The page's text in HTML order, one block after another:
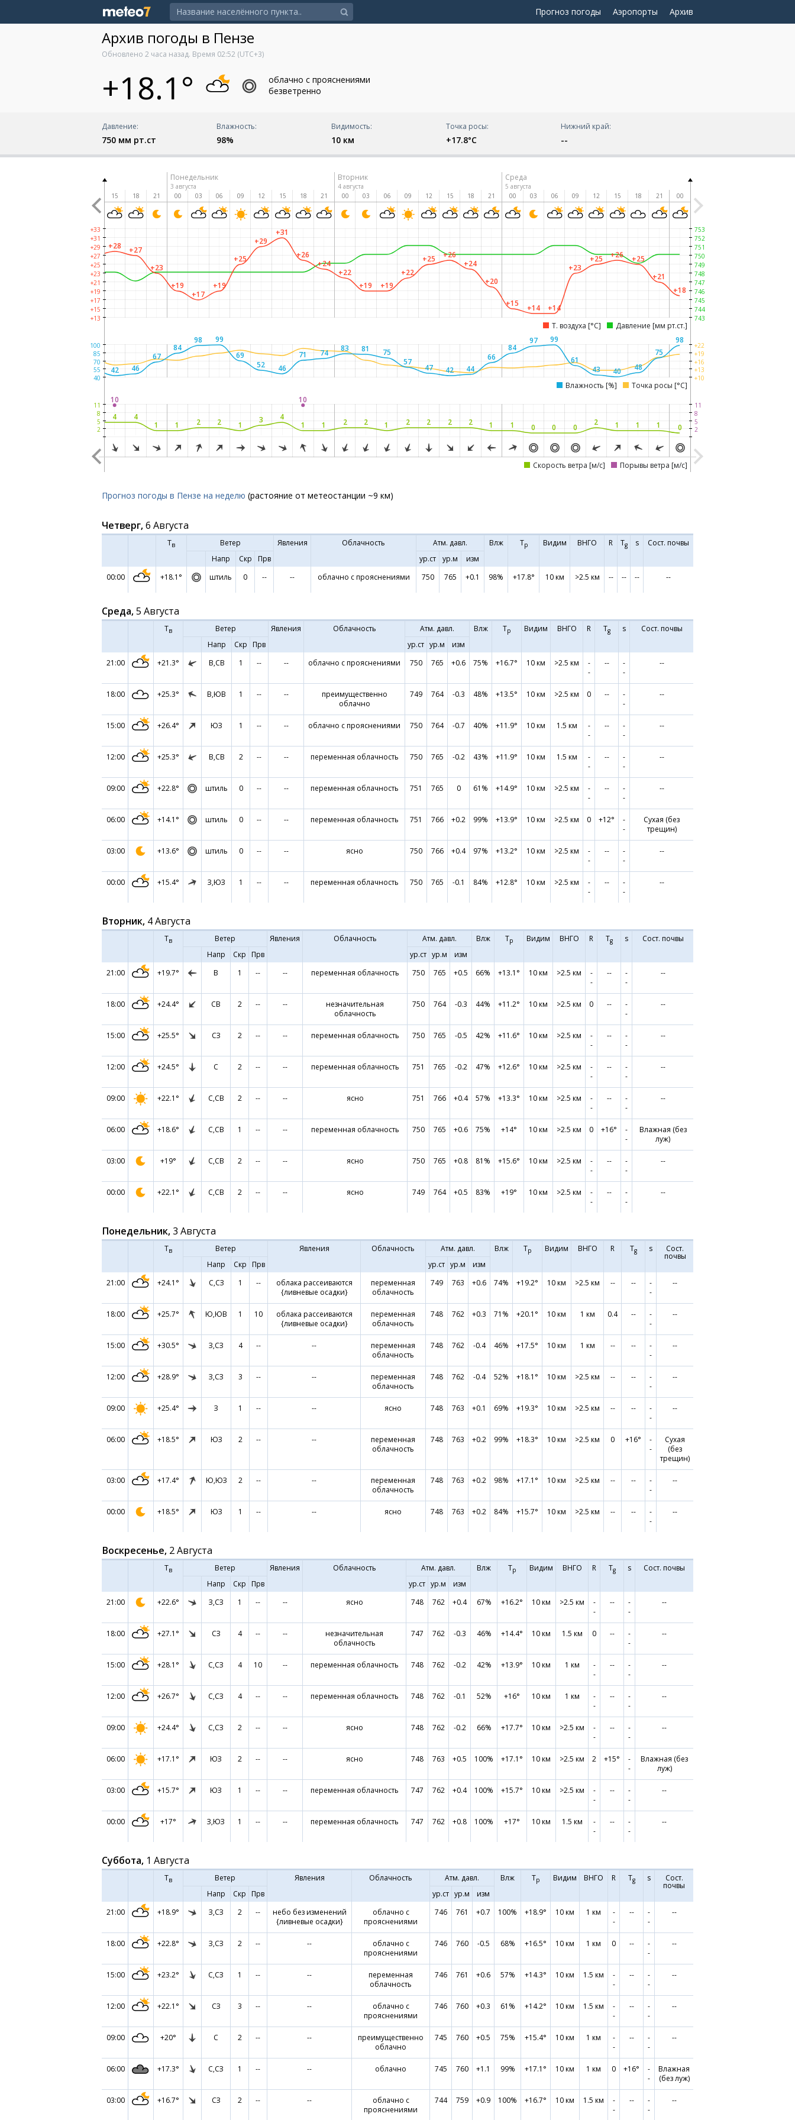
Прогноз погоды Аэропорты Архив
Архив погоды в Пензе
Обновлено 2 часа назад. Время 02:52 (UTC+3)
+18.1°
облачно с прояснениями
безветренно
Давление:
750 мм рт.ст
Влажность:
98%
Видимость:
10 км
Точка росы:
+17.8°C
Нижний край:
--
15 18 21
Понедельник
3 августа
00
03 06 09 12 15 18 21
Вторник
4 августа
00
03 06 09 12 15 18 21
Среда
5 августа
00
03 06 09 12 15 18 21 00
+27 +28
+27
+23
+19
+17
+19
+25
+29
+31
+26
+24
+22
+19
+19
+22
+25
+26
+24
+20
+15 +14 +14
+23
+25 +26
+25
+21
+18
52
42 46
67
84
98
99
69
52
46
71 74 83 81
75
57
47 42 44
66
84
97 99
61
43
40 48
75
98
10 10
4
4
1
1 2 2 1
3
4
1
1 2 2 1 2 2 2 2 1 1 0 0 0
2 1 1 1 0
753
752
751
750
749
748
747
746
745
744
743
+33
+31
+29
+27
+25
+23
+21
+19
+17
+15
+13
Давление [мм рт.ст.]
Т. воздуха [°C]
+22
+19
+16
+13
+10
100
85
70
55
40
Точка росы [°C]
Влажность [%]
11
8
5
2
11
8
5
2
Порывы ветра [м/с]
Скорость ветра [м/с]
Прогноз погоды в Пензе на неделю (растояние от метеостанции ~9 км)
Четверг,6 Августа
Тв Ветер Явления Облачность Атм. давл. Влж Тр Видим ВНГО R Tg s
Сост. почвы
Напр
Скр Прв ур.ст ур.м
изм
00:00
+18.1° штиль 0 -- -- облачно с прояснениями 750 765 +0.1 98% +17.8° 10 км >2.5 км -- -- -- --
Среда,5 Августа
Тв Ветер Явления Облачность Атм. давл. Влж Тр Видим ВНГО R Tg s
Сост. почвы
Напр
Скр Прв ур.ст ур.м
изм
21:00
+21.3° В,СВ 1 -- -- облачно с прояснениями 750 765 +0.6 75% +16.7° 10 км >2.5 км
-
-
--
-
-
--
18:00 +25.3° В,ЮВ 1 -- --
преимущественно
облачно
749 764 -0.3 48% +13.5° 10 км >2.5 км 0 --
-
-
--
15:00 +26.4° ЮЗ 1 -- -- облачно с прояснениями 750 764 -0.7 40% +11.9° 10 км 1.5 км
-
-
--
-
-
--
12:00 +25.3° В,СВ 2 -- -- переменная облачность 750 765 -0.2 43% +11.9° 10 км 1.5 км
-
-
--
-
-
--
09:00 +22.8° штиль 0 -- -- переменная облачность 751 765 0 61% +14.9° 10 км >2.5 км
-
-
--
-
-
--
06:00 +14.1° штиль 0 -- -- переменная облачность 751 766 +0.2 99% +13.9° 10 км >2.5 км 0 +12°
-
-
Сухая (без
трещин)
03:00 +13.6° штиль 0 -- -- ясно 750 766 +0.4 97% +13.2° 10 км >2.5 км
-
-
--
-
-
--
00:00 +15.4° З,ЮЗ 1 -- -- переменная облачность 750 765 -0.1 84% +12.8° 10 км >2.5 км
-
-
--
-
-
--
Вторник, 4 Августа
Тв Ветер Явления Облачность Атм. давл. Влж Тр Видим ВНГО R Tg s
Сост. почвы
Напр
Скр Прв ур.ст ур.м
изм
21:00
+19.7° В 1 -- -- переменная облачность 750 765 +0.5 66% +13.1° 10 км >2.5 км
-
-
--
-
-
--
18:00 +24.4° СВ 2 -- --
незначительная
облачность
750 764 -0.3 44% +11.2° 10 км >2.5 км 0 --
-
-
--
15:00 +25.5° СЗ 2 -- -- переменная облачность 750 765 -0.5 42% +11.6° 10 км >2.5 км
-
-
--
-
-
--
12:00 +24.5° С 2 -- -- переменная облачность 751 765 -0.2 47% +12.6° 10 км >2.5 км
-
-
--
-
-
--
09:00 +22.1° С,СВ 2 -- -- ясно 751 766 +0.4 57% +13.3° 10 км >2.5 км
-
-
--
-
-
--
06:00 +18.6° С,СВ 1 -- -- переменная облачность 750 765 +0.6 75% +14° 10 км >2.5 км 0 +16°
-
-
Влажная (без
луж)
03:00 +19° С,СВ 2 -- -- ясно 750 765 +0.8 81% +15.6° 10 км >2.5 км
-
-
--
-
-
--
00:00 +22.1° С,СВ 2 -- -- ясно 749 764 +0.5 83% +19° 10 км >2.5 км
-
-
--
-
-
--
Понедельник, 3 Августа
Тв Ветер Явления Облачность Атм. давл. Влж Тр Видим ВНГО R Tg s Сост.
почвы
Напр
Скр Прв ур.ст ур.м
изм
21:00
+24.1° С,СЗ 1 --
облака рассеиваются
{ливневые осадки}
переменная
облачность
749 763 +0.6 74% +19.2° 10 км >2.5 км -- --
-
-
--
18:00 +25.7° Ю,ЮВ 1 10
облака рассеиваются
{ливневые осадки}
переменная
облачность
748 762 +0.3 71% +20.1° 10 км 1 км 0.4 --
-
-
--
15:00 +30.5° З,СЗ 4 -- --
переменная
облачность
748 762 -0.4 46% +17.5° 10 км 1 км -- --
-
-
--
12:00 +28.9° З,СЗ 3 -- --
переменная
облачность
748 762 -0.4 52% +18.1° 10 км >2.5 км -- --
-
-
--
09:00 +25.4° З 1 -- -- ясно 748 763 +0.1 69% +19.3° 10 км >2.5 км -- --
-
-
--
06:00 +18.5° ЮЗ 2 -- --
переменная
облачность
748 763 +0.2 99% +18.3° 10 км >2.5 км 0 +16°
-
-
Сухая
(без
трещин)
03:00 +17.4° Ю,ЮЗ 2 -- --
переменная
облачность
748 763 +0.2 98% +17.1° 10 км >2.5 км -- --
-
-
--
00:00 +18.5° ЮЗ 1 -- -- ясно 748 763 +0.2 84% +15.7° 10 км >2.5 км -- --
-
-
--
Воскресенье, 2 Августа
Тв Ветер Явления Облачность Атм. давл. Влж Тр Видим ВНГО R Tg s
Сост. почвы
Напр
Скр Прв ур.ст ур.м
изм
21:00
+22.6° З,СЗ 1 -- -- ясно 748 762 +0.4 67% +16.2° 10 км >2.5 км
-
-
--
-
-
--
18:00 +27.1° СЗ 4 -- --
незначительная
облачность
747 762 -0.3 46% +14.4° 10 км 1.5 км 0 --
-
-
--
15:00 +28.1° С,СЗ 4 10 -- переменная облачность 748 762 -0.2 42% +13.9° 10 км 1 км
-
-
--
-
-
--
12:00 +26.7° С,СЗ 4 -- -- переменная облачность 748 762 -0.1 52% +16° 10 км 1 км
-
-
--
-
-
--
09:00 +24.4° С,СЗ 2 -- -- ясно 748 762 -0.2 66% +17.7° 10 км >2.5 км
-
-
--
-
-
--
06:00 +17.1° ЮЗ 2 -- -- ясно 748 763 +0.5 100% +17.1° 10 км >2.5 км 2 +15°
-
-
Влажная (без
луж)
03:00 +15.7° ЮЗ 1 -- -- переменная облачность 747 762 +0.4 100% +15.7° 10 км >2.5 км
-
-
--
-
-
--
00:00 +17° З,ЮЗ 1 -- -- переменная облачность 747 762 +0.8 100% +17° 10 км 1.5 км
-
-
--
-
-
--
Суббота, 1 Августа
Тв Ветер Явления Облачность Атм. давл. Влж Тр Видим ВНГО R Tg s Сост.
почвы
Напр
Скр Прв ур.ст ур.м
изм
21:00
+18.9° З,СЗ 2 --
небо без изменений
{ливневые осадки}
облачно с
прояснениями
746 761 +0.7 100% +18.9° 10 км 1 км
-
-
--
-
-
--
18:00 +22.8° З,СЗ 2 -- --
облачно с
прояснениями
746 760 -0.5 68% +16.5° 10 км 1 км 0 --
-
-
--
15:00 +23.2° С,СЗ 1 -- --
переменная
облачность
746 761 +0.6 57% +14.3° 10 км 1.5 км
-
-
--
-
-
--
12:00 +22.1° СЗ 3 -- --
облачно с
прояснениями
746 760 +0.3 61% +14.2° 10 км 1.5 км
-
-
--
-
-
--
09:00 +20° С 2 -- --
преимущественно
облачно
745 760 +0.5 75% +15.4° 10 км 1 км
-
-
--
-
-
--
06:00 +17.3° С,СЗ 1 -- -- облачно 745 760 +1.1 99% +17.1° 10 км 1 км 0 +16°
-
-
Влажная
(без луж)
03:00 +16.7° СЗ 2 -- --
облачно с
прояснениями
744 759 +0.9 100% +16.7° 10 км 1.5 км
-
-
--
-
-
--